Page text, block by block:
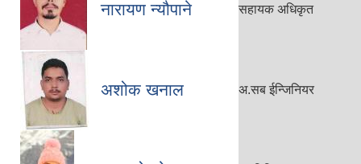
नारायण न्यौपाने सहायक अधिकृत
अशोक खनाल अ.सब ईन्जिनियर